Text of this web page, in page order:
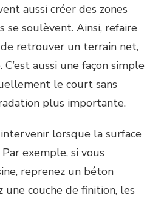
aussi créer des zones
se soulèvent. Ainsi, refaire
retrouver un terrain net,
aussi une façon simple
le court sans
plus importante.
lorsque la surface
exemple, si vous
reprenez un béton
une couche de finition, les